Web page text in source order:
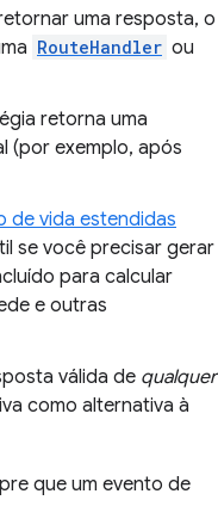
uma resposta, o
RouteHandler ou
retorna uma
(por exemplo, após
de vida estendidas
se você precisar gerar
para calcular
e outras
válida de qualquer
como alternativa à
que um evento de